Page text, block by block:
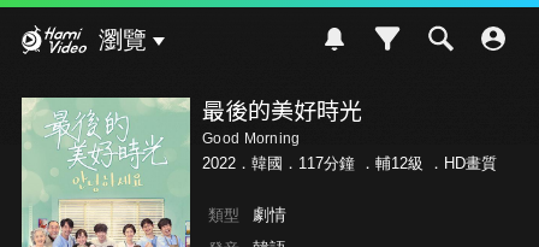
瀏覽
最後的美好時光
Good Morning
2022．韓國．117分鐘 ． 輔12級 ．HD畫質
類型 劇情